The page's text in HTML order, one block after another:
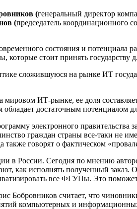
(генеральный директор
(председатель координационного
состояния и потенциала
которые стоит принять
сложившуюся на рынке ИТ
ИТ-рынке, ее доля
достаточным
электронного правительства
граждан страны все-таки не
говорят о фактическом
в России. Сегодня по мнению
как исполнять полученный
все ФГУПы. Это
Бобровников считает, что
компьютерных и